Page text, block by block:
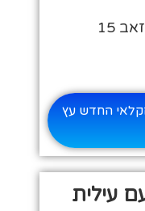
15
החדש עץ
עילית